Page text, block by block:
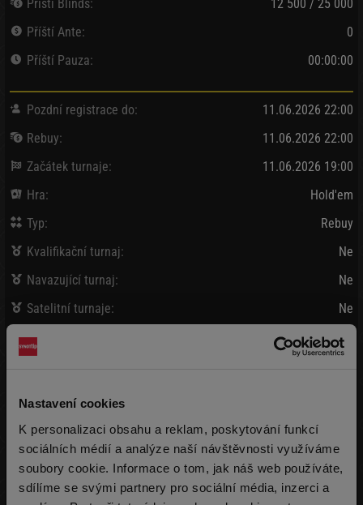
Nastavení cookies
K personalizaci obsahu a reklam, poskytování funkcí
sociálních médií a analýze naší návštěvnosti využíváme
soubory cookie. Informace o tom, jak náš web používáte,
sdílíme se svými partnery pro sociální média, inzerci a
Příští Blinds:
12 500 / 25 000
Příští Ante:
0
Příští Pauza:
00:00:00
Pozdní registrace do:
11.06.2026 22:00
Rebuy:
11.06.2026 22:00
Začátek turnaje:
11.06.2026 19:00
Hra:
Hold'em
Typ:
Rebuy
Kvalifikační turnaj:
Ne
Navazující turnaj:
Ne
Satelitní turnaje:
Ne
Bank / Vybráno: /99 190 Kč
Pozdní registrace: 910 Kč + 90 Kč
(15 000 žetonů) max 999x
Rebuy: 910 Kč + 90 Kč
(15 000 žetonů)max 9999x